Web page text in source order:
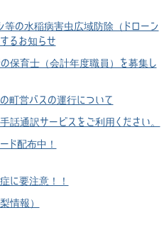
等の水稲病害虫広域防除（ドローン
るお知らせ
保育士（会計年度職員）を募集し
町営バスの運行について
話通訳サービスをご利用ください。
ド配布中！
に要注意！！
情報）